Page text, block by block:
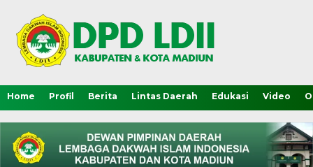
Home Profil Berita Lintas Daerah Edukasi Video